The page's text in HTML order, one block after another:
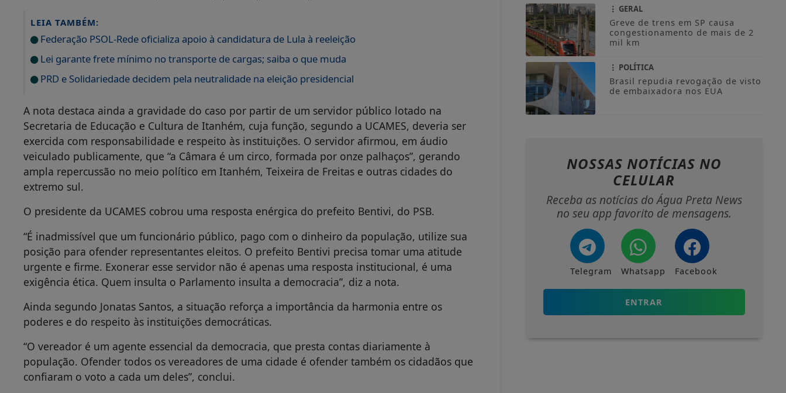
LEIA TAMBÉM:
Federação PSOL-Rede oficializa apoio à candidatura de Lula à reeleição
Lei garante frete mínimo no transporte de cargas; saiba o que muda
PRD e Solidariedade decidem pela neutralidade na eleição presidencial
A nota destaca ainda a gravidade do caso por partir de um servidor público lotado na
Secretaria de Educação e Cultura de Itanhém, cuja função, segundo a UCAMES, deveria ser
exercida com responsabilidade e respeito às instituições. O servidor afirmou, em áudio
veiculado publicamente, que “a Câmara é um circo, formada por onze palhaços”, gerando
ampla repercussão no meio político em Itanhém, Teixeira de Freitas e outras cidades do
extremo sul.
O presidente da UCAMES cobrou uma resposta enérgica do prefeito Bentivi, do PSB.
“É inadmissível que um funcionário público, pago com o dinheiro da população, utilize sua
posição para ofender representantes eleitos. O prefeito Bentivi precisa tomar uma atitude
urgente e firme. Exonerar esse servidor não é apenas uma resposta institucional, é uma
exigência ética. Quem insulta o Parlamento insulta a democracia”, diz a nota.
Ainda segundo Jonatas Santos, a situação reforça a importância da harmonia entre os
poderes e do respeito às instituições democráticas.
“O vereador é um agente essencial da democracia, que presta contas diariamente à
população. Ofender todos os vereadores de uma cidade é ofender também os cidadãos que
confiaram o voto a cada um deles”, conclui.
GERAL
Greve de trens em SP causa
congestionamento de mais de 2
mil km
POLÍTICA
Brasil repudia revogação de visto
de embaixadora nos EUA
NOSSAS NOTÍCIAS NO
CELULAR
Receba as notícias do Água Preta News
no seu app favorito de mensagens.
Telegram Whatsapp Facebook
ENTRAR